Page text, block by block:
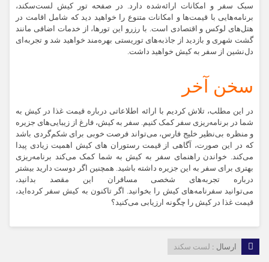
سبک سفر و امکانات ارائه‌شده دارد. در صفحه تور کیش لست‌سکند،
برنامه‌هایی با قیمت‌ها و امکانات متنوع را خواهید دید که شامل اقامت در
هتل‌های لوکس و اقتصادی است. با رزرو این تورها، از خدمات اضافی مانند
گشت شهری و بازدید از جاذبه‌های توریستی بهره‌مند خواهید شد و تجربه‌ای
دل‌نشین از سفر به کیش خواهید داشت​​​​​​.
سخن آخر
در این مطلب، تلاش کردیم با ارائه اطلاعاتی درباره قیمت غذا در کیش به
شما در برنامه‌ریزی سفر کمک کنیم. سفر به کیش، فارغ از زیبایی‌های جزیره
و منظره بی‌نظیر خلیج فارس، می‌تواند فرصت خوبی برای شکم‌گردی باشد
که در این صورت، آگاهی از قیمت رستوران های کیش اهمیت زیادی پیدا
می‌کند. خواندن راهنمای سفر به کیش به شما کمک می‌کند برنامه‌ریزی
بهتری برای سفر به این جزیره داشته باشید. همچنین اگر دوست دارید بیشتر
درباره تجربه‌های شخصی مسافران این مقصد بدانید،
می‌توانید سفرنامه‌های کیش را بخوانید. اگر تاکنون به کیش سفر کرده‌اید،
قیمت غذا در کیش را چگونه ارزیابی می‌کنید؟
ارسال : لست سکند